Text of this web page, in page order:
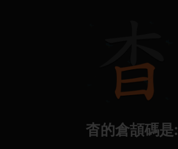
杳的倉頡碼是: